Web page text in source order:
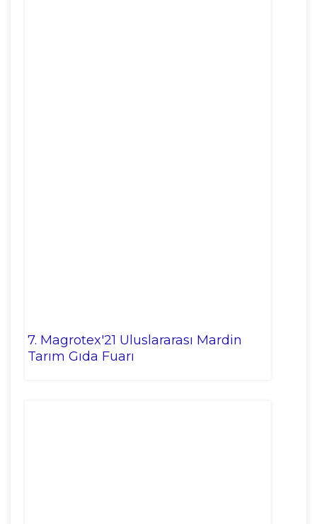
7. Magrotex'21 Uluslararası Mardin
Tarım Gıda Fuarı